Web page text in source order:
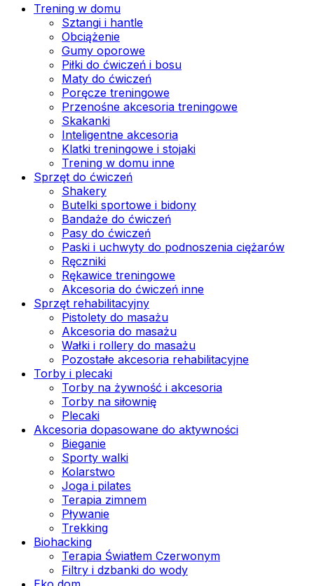
Trening w domu
Sztangi i hantle
Obciążenie
Gumy oporowe
Piłki do ćwiczeń i bosu
Maty do ćwiczeń
Poręcze treningowe
Przenośne akcesoria treningowe
Skakanki
Inteligentne akcesoria
Klatki treningowe i stojaki
Trening w domu inne
Sprzęt do ćwiczeń
Shakery
Butelki sportowe i bidony
Bandaże do ćwiczeń
Pasy do ćwiczeń
Paski i uchwyty do podnoszenia ciężarów
Ręczniki
Rękawice treningowe
Akcesoria do ćwiczeń inne
Sprzęt rehabilitacyjny
Pistolety do masażu
Akcesoria do masażu
Wałki i rollery do masażu
Pozostałe akcesoria rehabilitacyjne
Torby i plecaki
Torby na żywność i akcesoria
Torby na siłownię
Plecaki
Akcesoria dopasowane do aktywności
Bieganie
Sporty walki
Kolarstwo
Joga i pilates
Terapia zimnem
Pływanie
Trekking
Biohacking
Terapia Światłem Czerwonym
Filtry i dzbanki do wody